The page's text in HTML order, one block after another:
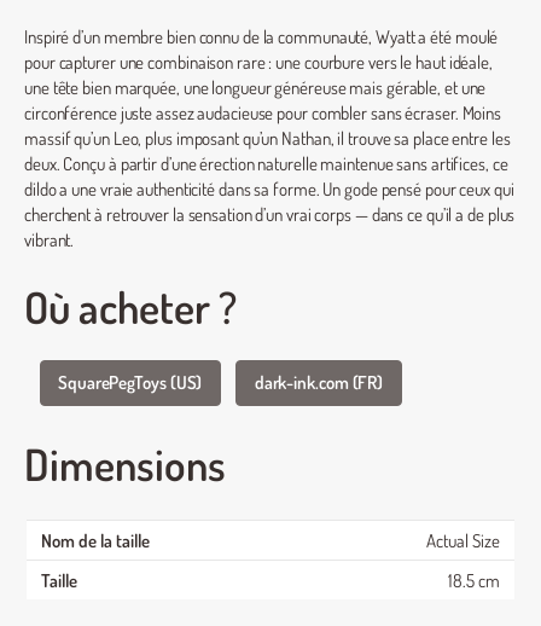
Inspiré d’un membre bien connu de la communauté, Wyatt a été moulé
pour capturer une combinaison rare : une courbure vers le haut idéale,
une tête bien marquée, une longueur généreuse mais gérable, et une
circonférence juste assez audacieuse pour combler sans écraser. Moins
massif qu’un Leo, plus imposant qu’un Nathan, il trouve sa place entre les
deux. Conçu à partir d’une érection naturelle maintenue sans artifices, ce
dildo a une vraie authenticité dans sa forme. Un gode pensé pour ceux qui
cherchent à retrouver la sensation d’un vrai corps — dans ce qu’il a de plus
vibrant.
Où acheter ?
SquarePegToys (US) dark-ink.com (FR)
Dimensions
Actual Size
18.5 cm